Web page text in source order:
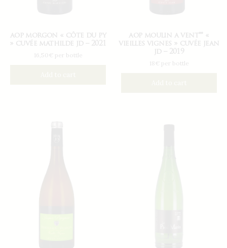
aop morgon « côte du py
» cuvée mathilde jd – 2021
16,50€ per bottle
aop moulin a vent** «
vieilles vignes » cuvée jean
jd – 2019
18€ per bottle